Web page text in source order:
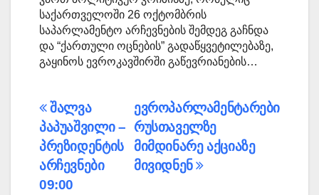
საქართველოში 26 ოქტომბრის
საპარლამენტო არჩევნების შემდეგ გაჩნდა
და “ქართული ოცნების” გადაწყვეტილებაზე,
გაყინოს ევროკავშირში გაწევრიანების…
პოსტის
ნავიგაცია
ევროპარლამენტარები
რუსთაველზე
მიმდინარე აქციაზე
მივიდნენ
შალვა
პაპუაშვილი –
პრეზიდენტის
არჩევნები
09:00